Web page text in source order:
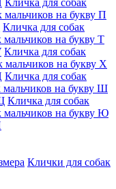
мальчиков на букву П
Кличка для собак
мальчиков на букву Т
Кличка для собак
мальчиков на букву Х
Кличка для собак
мальчиков на букву Ш
Кличка для собак
мальчиков на букву Ю
Клички для собак